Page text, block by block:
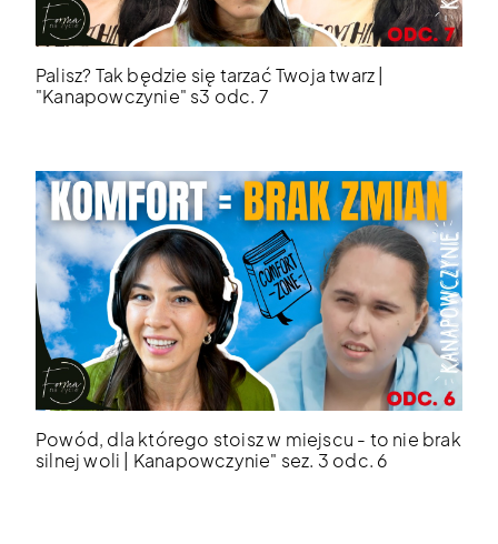
Palisz? Tak będzie się tarzać Twoja twarz |
"Kanapowczynie" s3 odc. 7
Powód, dla którego stoisz w miejscu - to nie brak
silnej woli | Kanapowczynie" sez. 3 odc. 6